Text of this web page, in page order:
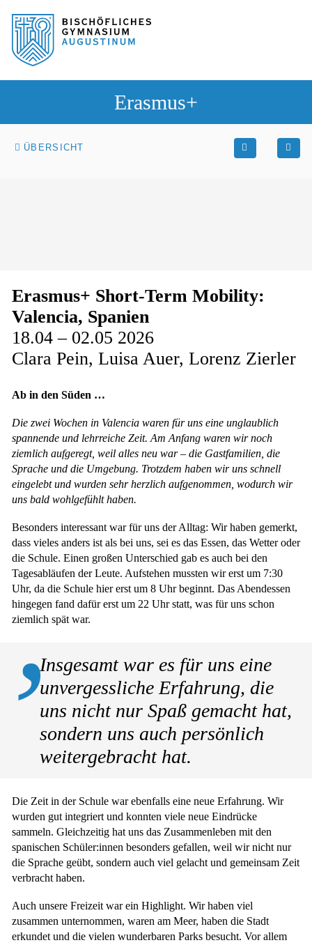
Sprung zum Hauptinhalt
Sprung zur Fusszeile
Erasmus+
ÜBERSICHT
Erasmus+ Short-Term Mobility:
Valencia, Spanien
18.04 – 02.05 2026
Clara Pein, Luisa Auer, Lorenz Zierler
Ab in den Süden …
Die zwei Wochen in Valencia waren für uns eine unglaublich
spannende und lehrreiche Zeit. Am Anfang waren wir noch
ziemlich aufgeregt, weil alles neu war – die Gastfamilien, die
Sprache und die Umgebung. Trotzdem haben wir uns schnell
eingelebt und wurden sehr herzlich aufgenommen, wodurch wir
uns bald wohlgefühlt haben.
Besonders interessant war für uns der Alltag: Wir haben gemerkt,
dass vieles anders ist als bei uns, sei es das Essen, das Wetter oder
die Schule. Einen großen Unterschied gab es auch bei den
Tagesabläufen der Leute. Aufstehen mussten wir erst um 7:30
Uhr, da die Schule hier erst um 8 Uhr beginnt. Das Abendessen
hingegen fand dafür erst um 22 Uhr statt, was für uns schon
ziemlich spät war.
Insgesamt war es für uns eine
unvergessliche Erfahrung, die
uns nicht nur Spaß gemacht hat,
sondern uns auch persönlich
weitergebracht hat.
Die Zeit in der Schule war ebenfalls eine neue Erfahrung. Wir
wurden gut integriert und konnten viele neue Eindrücke
sammeln. Gleichzeitig hat uns das Zusammenleben mit den
spanischen Schüler:innen besonders gefallen, weil wir nicht nur
die Sprache geübt, sondern auch viel gelacht und gemeinsam Zeit
verbracht haben.
Auch unsere Freizeit war ein Highlight. Wir haben viel
zusammen unternommen, waren am Meer, haben die Stadt
erkundet und die vielen wunderbaren Parks besucht. Vor allem